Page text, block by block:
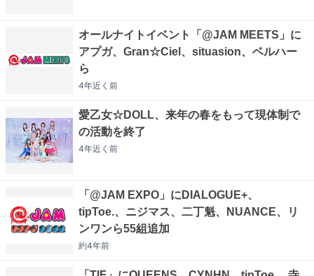
オールナイトイベント「@JAM MEETS」に
アプガ、Gran☆Ciel、situasion、ベルハー
ら
4年近く 前
愛乙女☆DOLL、来年の春をもって現体制で
の活動を終了
4年近く 前
「@JAM EXPO」にDIALOGUE+、
tipToe.、ニジマス、二丁魁、NUANCE、リ
ンワンら55組追加
約4年前